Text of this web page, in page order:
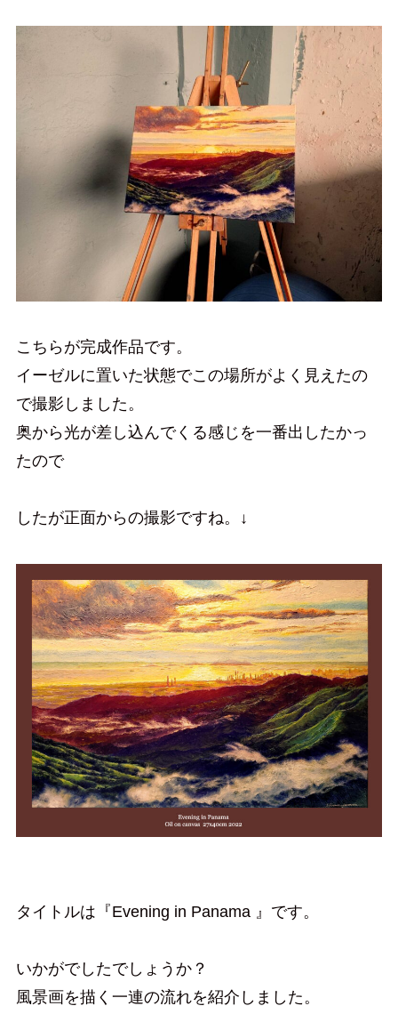
こちらが完成作品です。
イーゼルに置いた状態でこの場所がよく見えたの
で撮影しました。
奥から光が差し込んでくる感じを一番出したかっ
たので
したが正面からの撮影ですね。↓
タイトルは『Evening in Panama 』です。
いかがでしたでしょうか？
風景画を描く一連の流れを紹介しました。